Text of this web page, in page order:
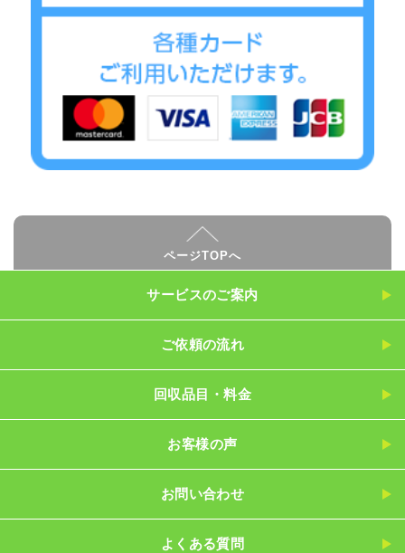
ページTOPへ
サービスのご案内
ご依頼の流れ
回収品目・料金
お客様の声
お問い合わせ
よくある質問